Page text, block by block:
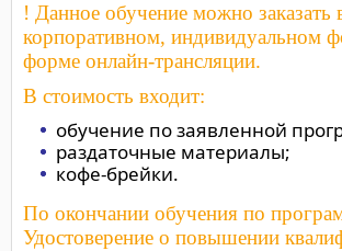
! Данное обучение можно заказать
корпоративном, индивидуальном
форме онлайн-трансляции.
В стоимость входит:
обучение по заявленной
раздаточные материалы;
кофе-брейки.
По окончании обучения по
Удостоверение о повышении